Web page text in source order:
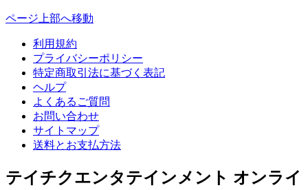
ページ上部へ移動
利用規約
プライバシーポリシー
特定商取引法に基づく表記
ヘルプ
よくあるご質問
お問い合わせ
サイトマップ
送料とお支払方法
テイチクエンタテインメント オンライ